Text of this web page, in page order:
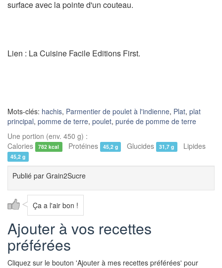
surface avec la pointe d'un couteau.
Lien : La Cuisine Facile Editions First.
Mots-clés: hachis, Parmentier de poulet à l'indienne, Plat, plat
principal, pomme de terre, poulet, purée de pomme de terre
Une portion (env. 450 g) :
Calories
782 kcal Protéines 45,2 g Glucides 31,7 g Lipides
45,2 g
Publié par Grain2Sucre
Ça a l'air bon !
Ajouter à vos recettes
préférées
Cliquez sur le bouton 'Ajouter à mes recettes préférées' pour